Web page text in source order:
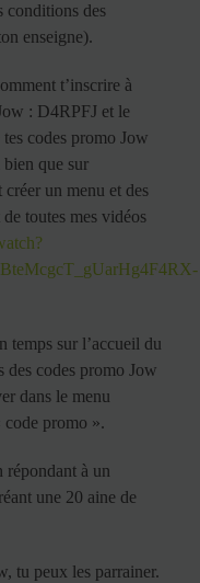
conditions des
enseigne).
t’inscrire à
: D4RPFJ et le
codes promo Jow
que sur
créer un menu et des
toutes mes vidéos
temps sur l’accueil du
des codes promo Jow
dans le menu
code promo ».
répondant à un
une 20 aine de
tu peux les parrainer.